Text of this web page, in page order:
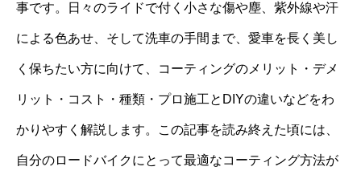
事です。日々のライドで付く小さな傷や塵、紫外線や汗
による色あせ、そして洗車の手間まで、愛車を長く美し
く保ちたい方に向けて、コーティングのメリット・デメ
リット・コスト・種類・プロ施工とDIYの違いなどをわ
かりやすく解説します。この記事を読み終えた頃には、
自分のロードバイクにとって最適なコーティング方法が